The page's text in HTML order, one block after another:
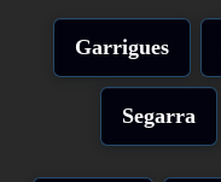
Garrigues
Segarra